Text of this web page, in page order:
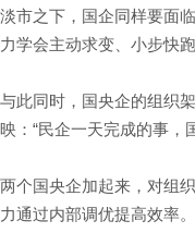
淡市之下，国企同样要面
力学会主动求变、小步快
与此同时，国央企的组织
映：“民企一天完成的事，
两个国央企加起来，对组
力通过内部调优提高效率。